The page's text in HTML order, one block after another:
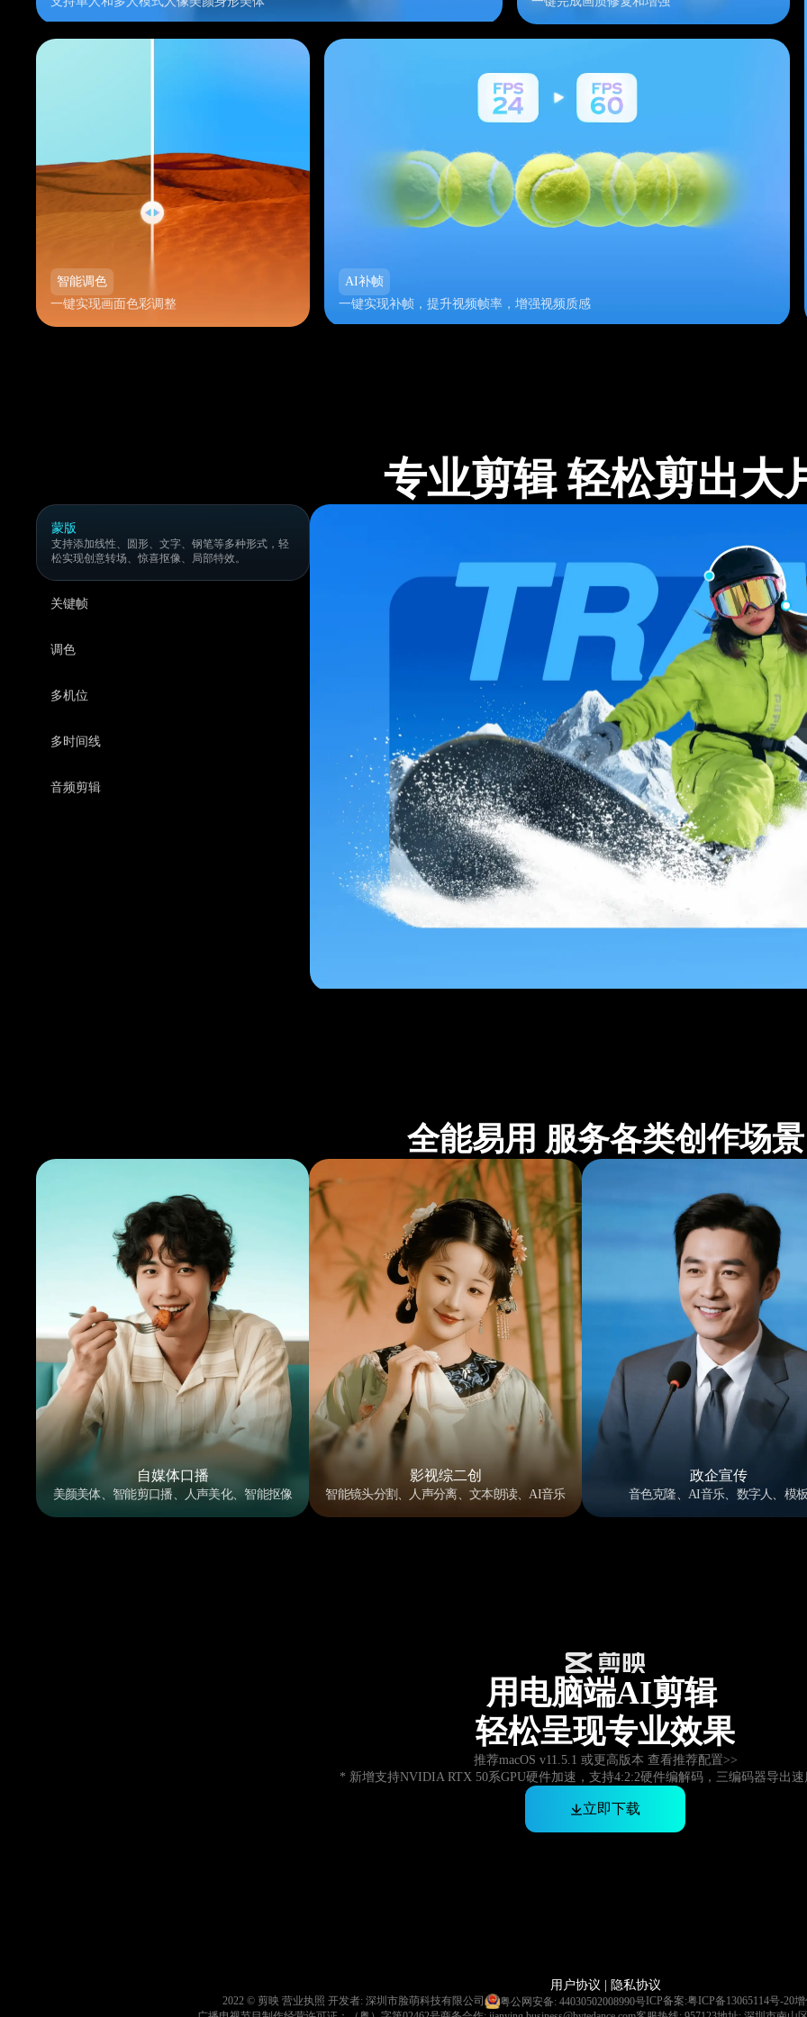
智能调色
一键实现画面色彩调整
AI补帧
一键实现补帧，提升视频帧率，增强视频质感
专业剪辑 轻松剪出大
蒙版
支持添加线性、圆形、文字、钢笔等多种形式，轻
松实现创意转场、惊喜抠像、局部特效。
关键帧
调色
多机位
多时间线
音频剪辑
全能易用 服务各类创作场景
自媒体口播
美颜美体、智能剪口播、人声美化、智能抠像
影视综二创
智能镜头分割、人声分离、文本朗读、AI音乐
政企宣传
音色克隆、AI音乐、数字人、模
用电脑端AI剪辑
轻松呈现专业效果
推荐macOS v11.5.1 或更高版本 查看推荐配置>>
* 新增支持NVIDIA RTX 50系GPU硬件加速，支持4:2:2硬件编解码，三编码器导出
立即下载
用户协议 | 隐私协议
2022 © 剪映 营业执照 开发者: 深圳市脸萌科技有限公司 粤公网安备: 44030502008990号ICP备案:粤ICP备13065114号-20增